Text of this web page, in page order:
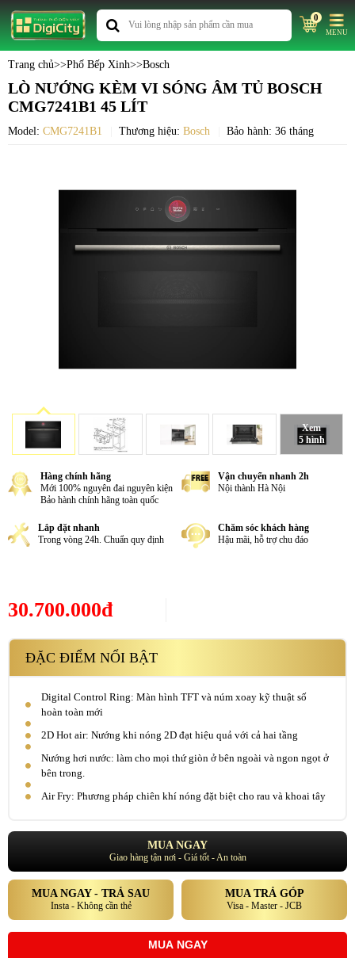
0
MENU
Trang chủ>>Phố Bếp Xinh>>Bosch
LÒ NƯỚNG KÈM VI SÓNG ÂM TỦ BOSCH
CMG7241B1 45 LÍT
Model: CMG7241B1 Thương hiệu: Bosch Bảo hành: 36 tháng
Xem
5 hình
Hàng chính hãng
Mới 100% nguyên đai nguyên kiện
Bảo hành chính hãng toàn quốc
Vận chuyển nhanh 2h
Nội thành Hà Nội
Lắp đặt nhanh
Trong vòng 24h. Chuẩn quy định
Chăm sóc khách hàng
Hậu mãi, hỗ trợ chu đáo
30.700.000đ
ĐẶC ĐIỂM NỔI BẬT
Digital Control Ring: Màn hình TFT và núm xoay kỹ thuật số
hoàn toàn mới
2D Hot air: Nướng khi nóng 2D đạt hiệu quả với cả hai tầng
Nướng hơi nước: làm cho mọi thứ giòn ở bên ngoài và ngon ngọt ở
bên trong.
Air Fry: Phương pháp chiên khí nóng đặt biệt cho rau và khoai tây
MUA NGAY
Giao hàng tận nơi - Giá tốt - An toàn
MUA NGAY - TRẢ SAU
Insta - Không cần thẻ
MUA TRẢ GÓP
Visa - Master - JCB
MUA NGAY